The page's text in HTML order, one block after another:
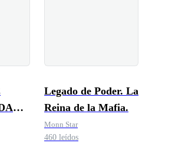
LA
Legado de Poder. La
Reina de la Mafia.
Monn Star
460 leídos